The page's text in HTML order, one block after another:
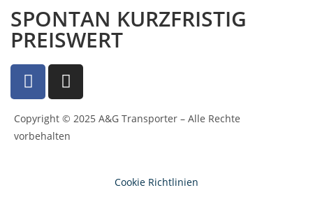
SPONTAN KURZFRISTIG
PREISWERT
Copyright © 2025 A&G Transporter – Alle Rechte
vorbehalten
Cookie Richtlinien